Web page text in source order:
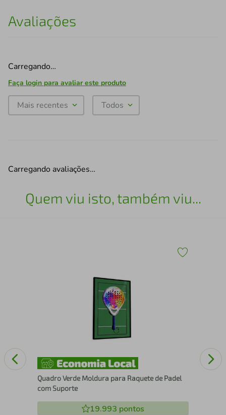
Avaliações
Carregando…
Faça login para avaliar este produto
Mais recentes Todos
Carregando avaliações…
Quem viu isto, também viu...
Quadro Verde Moldura para Raquete de Padel
com Suporte
19.993 pontos